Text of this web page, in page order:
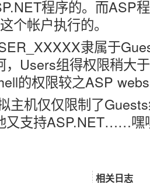
程序的。而ASP
个帐户执行的。
隶属于
，Users组得权限稍大
的权限较之ASP
主机仅仅限制了
又支持ASP.NET……嘿
相关日志